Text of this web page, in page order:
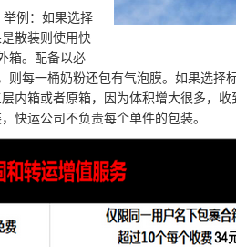
例：如果选择
散装则使用快
箱。配备以必
每一桶奶粉还包有气泡膜。如果选择
内箱或者原箱，因为体积增大很多，
快运公司不负责每个单件的包装。